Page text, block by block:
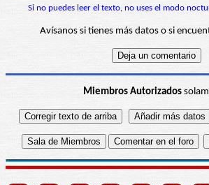
Si no puedes leer el texto, no uses el modo
Avísanos si tienes más datos o si
Miembros Autorizados